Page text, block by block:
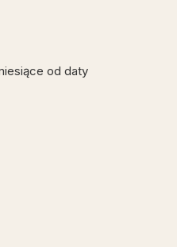
od daty